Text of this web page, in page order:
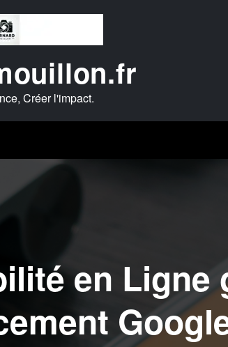
Créer l'impact.
en Ligne